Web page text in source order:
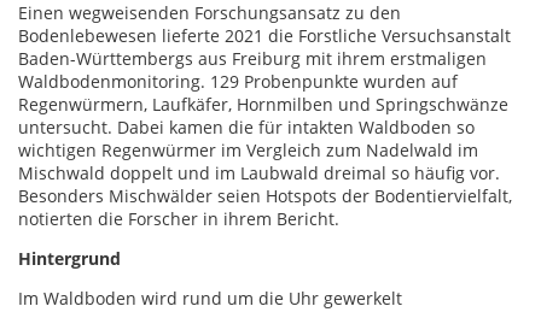
Einen wegweisenden Forschungsansatz zu den
Bodenlebewesen lieferte 2021 die Forstliche Versuchsanstalt
Baden-Württembergs aus Freiburg mit ihrem erstmaligen
Waldbodenmonitoring. 129 Probenpunkte wurden auf
Regenwürmern, Laufkäfer, Hornmilben und Springschwänze
untersucht. Dabei kamen die für intakten Waldboden so
wichtigen Regenwürmer im Vergleich zum Nadelwald im
Mischwald doppelt und im Laubwald dreimal so häufig vor.
Besonders Mischwälder seien Hotspots der Bodentiervielfalt,
notierten die Forscher in ihrem Bericht.
Hintergrund
Im Waldboden wird rund um die Uhr gewerkelt